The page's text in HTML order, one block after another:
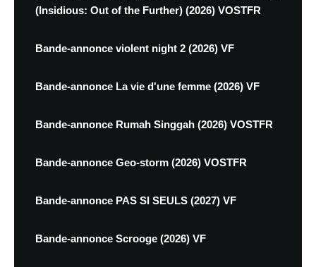
(Insidious: Out of the Further) (2026) VOSTFR
Bande-annonce violent night 2 (2026) VF
Bande-annonce La vie d'une femme (2026) VF
Bande-annonce Rumah Singgah (2026) VOSTFR
Bande-annonce Geo-storm (2026) VOSTFR
Bande-annonce PAS SI SEULS (2027) VF
Bande-annonce Scrooge (2026) VF